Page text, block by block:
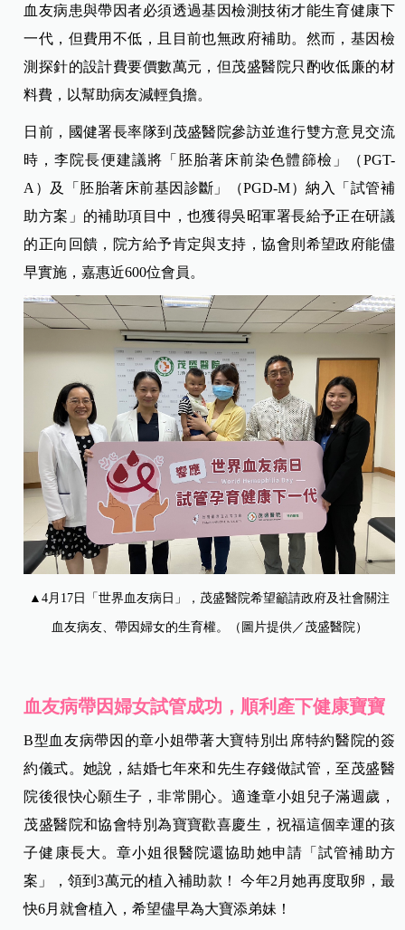
血友病患與帶因者必須透過基因檢測技術才能生育健康下
一代，但費用不低，且目前也無政府補助。然而，基因檢
測探針的設計費要價數萬元，但茂盛醫院只酌收低廉的材
料費，以幫助病友減輕負擔。
日前，國健署長率隊到茂盛醫院參訪並進行雙方意見交流
時，李院長便建議將「胚胎著床前染色體篩檢」（PGT-
A）及「胚胎著床前基因診斷」（PGD-M）納入「試管補
助方案」的補助項目中，也獲得吳昭軍署長給予正在研議
的正向回饋，院方給予肯定與支持，協會則希望政府能儘
早實施，嘉惠近600位會員。
▲4月17日「世界血友病日」，茂盛醫院希望籲請政府及社會關注
血友病友、帶因婦女的生育權。（圖片提供／茂盛醫院）
血友病帶因婦女試管成功，順利產下健康寶寶
B型血友病帶因的章小姐帶著大寶特別出席特約醫院的簽
約儀式。她說，結婚七年來和先生存錢做試管，至茂盛醫
院後很快心願生子，非常開心。適逢章小姐兒子滿週歲，
茂盛醫院和協會特別為寶寶歡喜慶生，祝福這個幸運的孩
子健康長大。章小姐很醫院還協助她申請「試管補助方
案」，領到3萬元的植入補助款！ 今年2月她再度取卵，最
快6月就會植入，希望儘早為大寶添弟妹！